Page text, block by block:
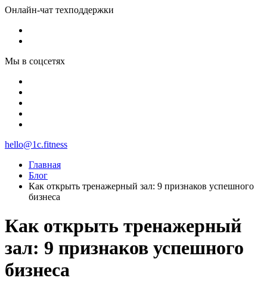
Онлайн-чат техподдержки
Мы в соцсетях
hello@1c.fitness
Главная
Блог
Как открыть тренажерный зал: 9 признаков успешного
бизнеса
Как открыть тренажерный
зал: 9 признаков успешного
бизнеса